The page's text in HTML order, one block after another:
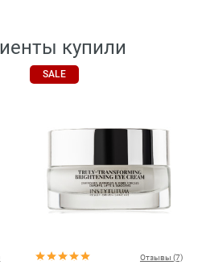
купили
SALE
Отзывы (7)